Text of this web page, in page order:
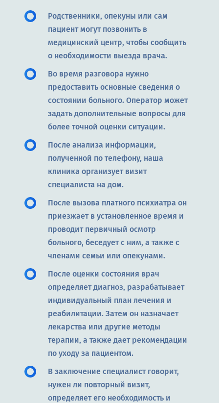
Родственники, опекуны или сам
пациент могут позвонить в
медицинский центр, чтобы сообщить
о необходимости выезда врача.
Во время разговора нужно
предоставить основные сведения о
состоянии больного. Оператор может
задать дополнительные вопросы для
более точной оценки ситуации.
После анализа информации,
полученной по телефону, наша
клиника организует визит
специалиста на дом.
После вызова платного психиатра он
приезжает в установленное время и
проводит первичный осмотр
больного, беседует с ним, а также с
членами семьи или опекунами.
После оценки состояния врач
определяет диагноз, разрабатывает
индивидуальный план лечения и
реабилитации. Затем он назначает
лекарства или другие методы
терапии, а также дает рекомендации
по уходу за пациентом.
В заключение специалист говорит,
нужен ли повторный визит,
определяет его необходимость и